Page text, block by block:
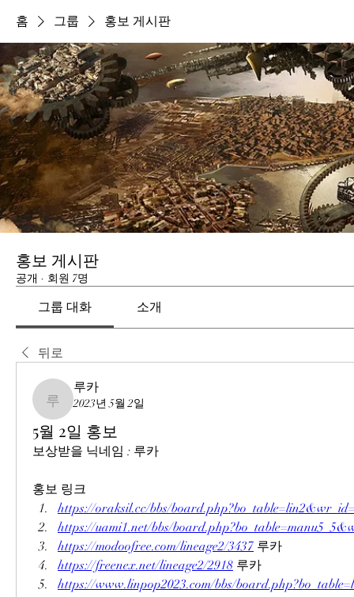
홈 그룹 홍보 게시판
홍보 게시판
공개 · 회원 7명
그룹 대화 소개
뒤로
루카
루카
2023년 5월 2일
5월 2일 홍보
보상받을 닉네임 : 루카
홍보 링크
https://oraksil.cc/bbs/
https://uami1.net/bbs/
https://modoofree.com/lineage2/3437 루카
https://freenex.net/lineage2/2918 루카
https://www.linpop2023.com/bbs/